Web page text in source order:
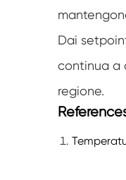
Dai
continua a
regione.